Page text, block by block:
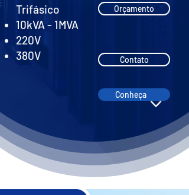
Trifásico
10kVA - 1MVA
220V
380V
Orçamento
Contato
Conheça